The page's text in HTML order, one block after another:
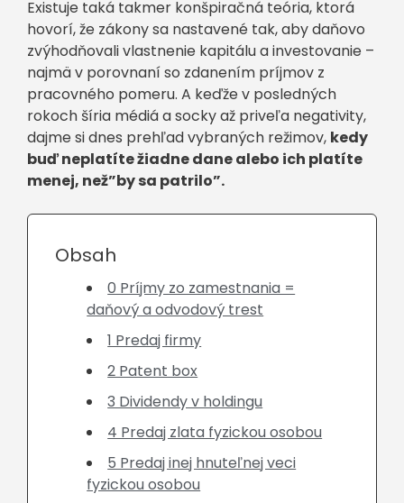
Existuje taká takmer konšpiračná teória, ktorá
hovorí, že zákony sa nastavené tak, aby daňovo
zvýhodňovali vlastnenie kapitálu a investovanie –
najmä v porovnaní so zdanením príjmov z
pracovného pomeru. A keďže v posledných
rokoch šíria médiá a socky až priveľa negativity,
dajme si dnes prehľad vybraných režimov, kedy
buď neplatíte žiadne dane alebo ich platíte
menej, než”by sa patrilo”.
Obsah
0 Príjmy zo zamestnania =
daňový a odvodový trest
1 Predaj firmy
2 Patent box
3 Dividendy v holdingu
4 Predaj zlata fyzickou osobou
5 Predaj inej hnuteľnej veci
fyzickou osobou